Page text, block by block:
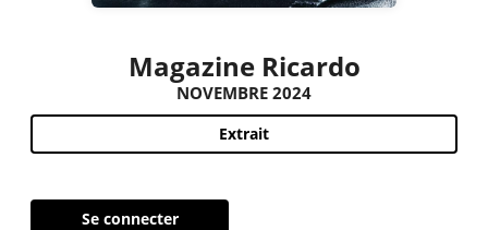
Magazine Ricardo
NOVEMBRE 2024
Extrait
Se connecter